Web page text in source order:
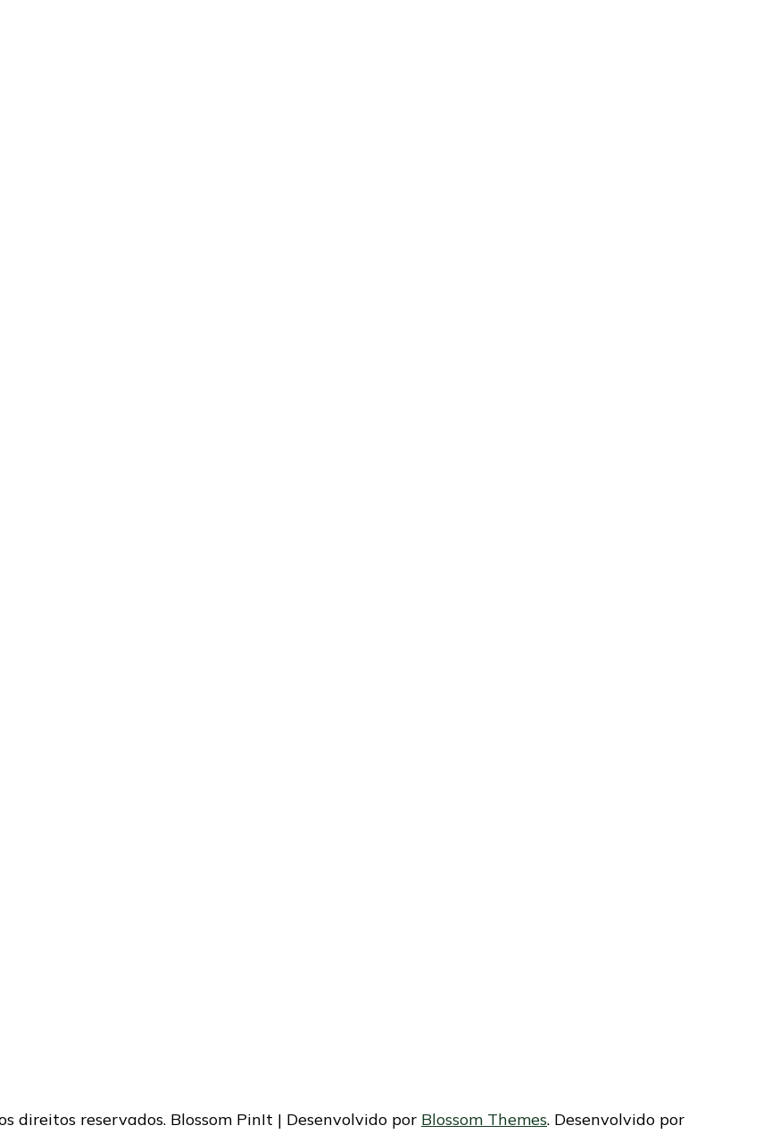
direitos reservados. Blossom PinIt | Desenvolvido por Blossom Themes. Desenvolvido por